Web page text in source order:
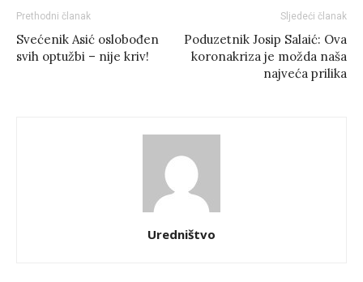
Prethodni članak
Svećenik Asić oslobođen
svih optužbi – nije kriv!
Sljedeći članak
Poduzetnik Josip Salaić: Ova
koronakriza je možda naša
najveća prilika
Uredništvo